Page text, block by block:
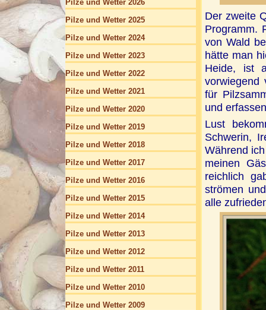
Der zweite
Programm.
von Wald
hätte man
Heide, ist
vorwiegend
für
und
Lust
Schwerin,
Während
meinen
reichlich
strömen
alle
Pilze und Wetter 2026
Pilze und Wetter 2025
Pilze und Wetter 2024
Pilze und Wetter 2023
Pilze und Wetter 2022
Pilze und Wetter 2021
Pilze und Wetter 2020
Pilze und Wetter 2019
Pilze und Wetter 2018
Pilze und Wetter 2017
Pilze und Wetter 2016
Pilze und Wetter 2015
Pilze und Wetter 2014
Pilze und Wetter 2013
Pilze und Wetter 2012
Pilze und Wetter 2011
Pilze und Wetter 2010
Pilze und Wetter 2009